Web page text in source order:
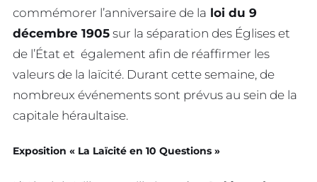
commémorer l’anniversaire de la loi du 9
décembre 1905 sur la séparation des Églises et
de l’État et également afin de réaffirmer les
valeurs de la laïcité. Durant cette semaine, de
nombreux événements sont prévus au sein de la
capitale héraultaise.
Exposition « La Laïcité en 10 Questions »